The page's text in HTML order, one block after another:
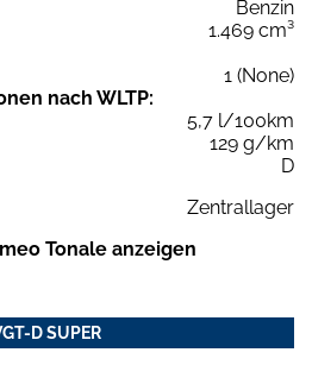
Benzin
1.469 cm³
1 (None)
nach WLTP:
5,7 l/100km
129 g/km
D
Zentrallager
Tonale anzeigen
D SUPER